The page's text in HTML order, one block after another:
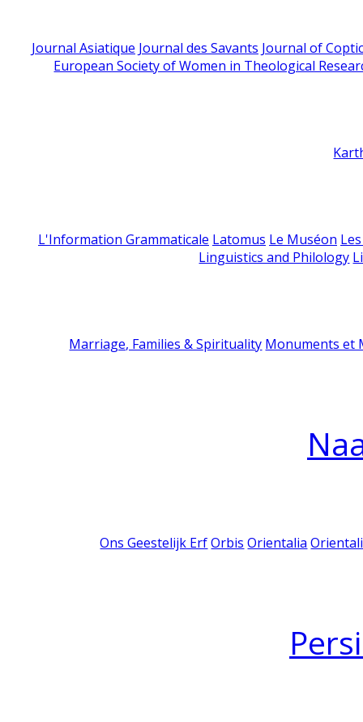
Journal Asiatique Journal des Savants Journal of
European Society of Women in Theological
L'Information Grammaticale Latomus Le Muséon
Linguistics and Philology
Marriage, Families & Spirituality Monuments et
Ons Geestelijk Erf Orbis Orientalia